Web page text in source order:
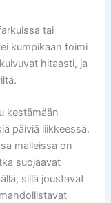
tai
kumpikaan toimi
hitaasti, ja
kestämään
päiviä liikkeessä.
malleissa on
suojaavat
sillä joustavat